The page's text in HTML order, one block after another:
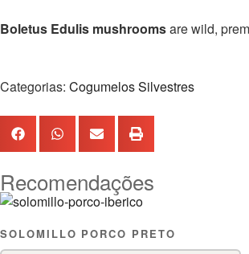
Boletus Edulis mushroomsare wild,
Categorias: Cogumelos Silvestres
Recomendações
SOLOMILLO PORCO PRETO